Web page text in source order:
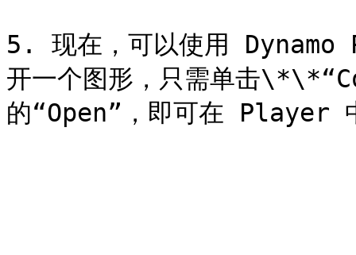
5. 现在，可以使用 Dynamo
开一个图形，只需单击